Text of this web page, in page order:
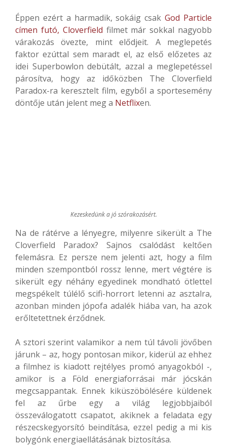
Éppen ezért a harmadik, sokáig csakGod Particle
címen futó, Cloverfield filmet már sokkal nagyobb
várakozás övezte, mint elődjeit. A meglepetés
faktor ezúttal sem maradt el, az első előzetes az
idei Superbowlon debütált, azzal a meglepetéssel
párosítva, hogy az időközben The Cloverfield
Paradox-ra keresztelt film, egyből a sportesemény
döntője után jelent meg a Netflixen.
Kezeskedünk a jó szórakozásért.
Na de rátérve a lényegre, milyenre sikerült a The
Cloverfield Paradox? Sajnos csalódást keltően
felemásra. Ez persze nem jelenti azt, hogy a film
minden szempontból rossz lenne, mert végtére is
sikerült egy néhány egyedinek mondható ötlettel
megspékelt túlélő scifi-horrort letenni az asztalra,
azonban minden jópofa adalék hiába van, ha azok
erőltetettnek érződnek.
A sztori szerint valamikor a nem túl távoli jövőben
járunk – az, hogy pontosan mikor, kiderül az ehhez
a filmhez is kiadott rejtélyes promó anyagokból -,
amikor is a Föld energiaforrásai már jócskán
megcsappantak. Ennek kiküszöbölésére küldenek
fel az űrbe egy a világ legjobbjaiból
összeválogatott csapatot, akiknek a feladata egy
részecskegyorsító beindítása, ezzel pedig a mi kis
bolygónk energiaellátásának biztosítása.